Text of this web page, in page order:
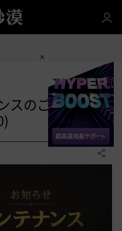
スのご案内(追
共有する